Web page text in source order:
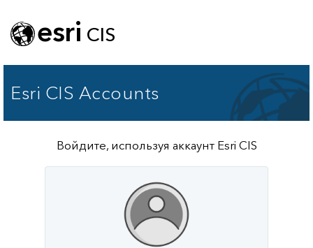
esri CIS
Esri CIS Accounts
Войдите, используя аккаунт Esri CIS